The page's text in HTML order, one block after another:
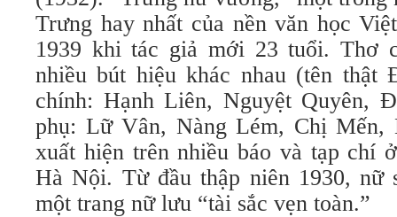
Trưng hay nhất của nền văn học
1939 khi tác giả mới 23 tuổi. Thơ
nhiều bút hiệu khác nhau (tên thật
chính: Hạnh Liên, Nguyệt Quyên,
phụ: Lữ Vân, Nàng Lém, Chị
xuất hiện trên nhiều báo và tạp chí
Hà Nội. Từ đầu thập niên 1930, nữ
một trang nữ lưu “tài sắc vẹn toàn.”